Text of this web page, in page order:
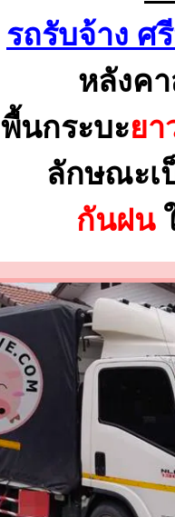
รถรับจ้าง ศ
หลังค
พื้นกระบะยา
ลักษณะเ
กันฝน